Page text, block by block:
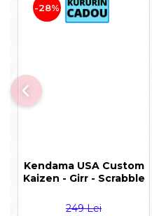
-28%
Kendama USA Custom
Kaizen - Girr - Scrabble
249 Lei